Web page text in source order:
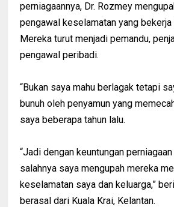
perniagaannya, Dr. Rozmey
pengawal keselamatan yang
Mereka turut menjadi pemandu,
pengawal peribadi.
“Bukan saya mahu berlagak tetapi
bunuh oleh penyamun yang
saya beberapa tahun lalu.
“Jadi dengan keuntungan
salahnya saya mengupah mereka
keselamatan saya dan keluarga,”
berasal dari Kuala Krai, Kelantan.